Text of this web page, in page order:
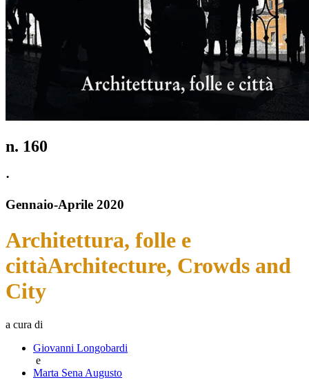
n. 160
·
Gennaio-Aprile 2020
Architettura, folle e
cittàArchitecture, Crowds and
City
a cura di
Giovanni Longobardi
e
Marta Sena Augusto